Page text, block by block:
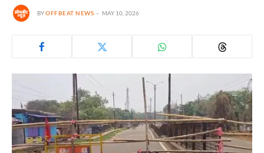
BYOFFBEAT NEWS MAY 10, 2026